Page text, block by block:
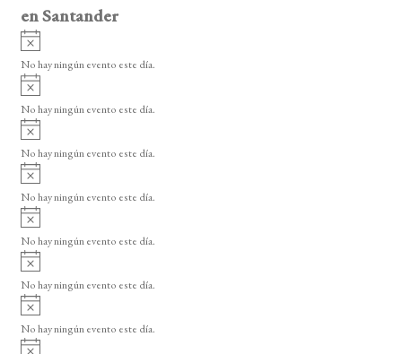
en Santander
A
v
i
o
No hay ningún evento este día.
A
v
i
o
No hay ningún evento este día.
A
v
i
o
No hay ningún evento este día.
A
v
i
o
No hay ningún evento este día.
A
v
i
o
No hay ningún evento este día.
A
v
i
o
No hay ningún evento este día.
A
v
i
No hay ningún evento este día.
A